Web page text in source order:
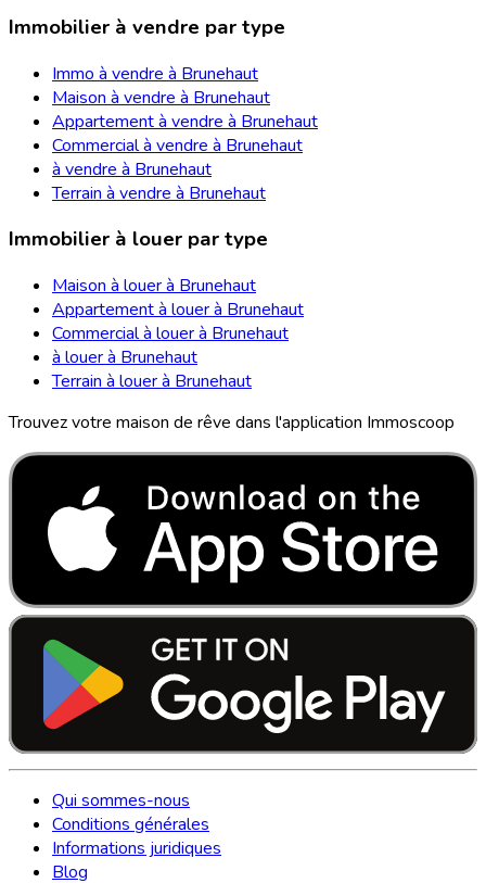
Immobilier à vendre par type
Immo à vendre à Brunehaut
Maison à vendre à Brunehaut
Appartement à vendre à Brunehaut
Commercial à vendre à Brunehaut
à vendre à Brunehaut
Terrain à vendre à Brunehaut
Immobilier à louer par type
Maison à louer à Brunehaut
Appartement à louer à Brunehaut
Commercial à louer à Brunehaut
à louer à Brunehaut
Terrain à louer à Brunehaut
Trouvez votre maison de rêve dans l'application Immoscoop
Qui sommes-nous
Conditions générales
Informations juridiques
Blog